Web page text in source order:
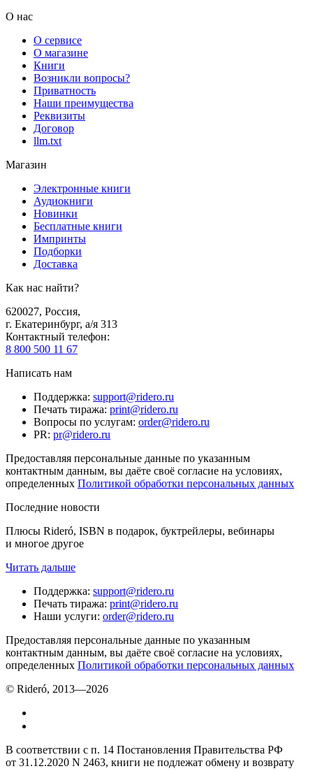
О нас
О сервисе
О магазине
Книги
Возникли вопросы?
Приватность
Наши преимущества
Реквизиты
Договор
llm.txt
Магазин
Электронные книги
Аудиокниги
Новинки
Бесплатные книги
Импринты
Подборки
Доставка
Как нас найти?
620027, Россия,
г. Екатеринбург, а/я 313
Контактный телефон:
8 800 500 11 67
Написать нам
Поддержка: support@ridero.ru
Печать тиража: print@ridero.ru
Вопросы по услугам: order@ridero.ru
PR: pr@ridero.ru
Предоставляя персональные данные по указанным
контактным данным, вы даёте своё согласие на условиях,
определенных Политикой обработки персональных данных
Последние новости
Плюсы Rideró, ISBN в подарок, буктрейлеры, вебинары
и многое другое
Читать дальше
Поддержка: support@ridero.ru
Печать тиража: print@ridero.ru
Наши услуги: order@ridero.ru
Предоставляя персональные данные по указанным
контактным данным, вы даёте своё согласие на условиях,
определенных Политикой обработки персональных данных
© Rideró, 2013—2026
В соответствии с п. 14 Постановления Правительства РФ
от 31.12.2020 N 2463, книги не подлежат обмену и возврату